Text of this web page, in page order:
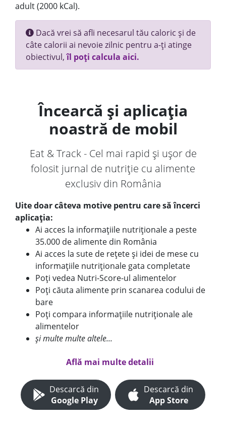
adult (2000 kCal).
Dacă vrei să afli necesarul tău caloric și de
câte calorii ai nevoie zilnic pentru a-ți atinge
obiectivul,îl poți calcula aici.
Încearcă și aplicația
noastră de mobil
Eat & Track - Cel mai rapid și ușor de
folosit jurnal de nutriție cu alimente
exclusiv din România
Uite doar câteva motive pentru care să încerci
aplicația:
Ai acces la informațiile nutriționale a peste
35.000 de alimente din România
Ai acces la sute de rețete și idei de mese cu
informațiile nutriționale gata completate
Poți vedea Nutri-Score-ul alimentelor
Poți căuta alimente prin scanarea codului de
bare
Poți compara informațiile nutriționale ale
alimentelor
și multe multe altele...
Află mai multe detalii
Descarcă din
Google Play
Descarcă din
App Store